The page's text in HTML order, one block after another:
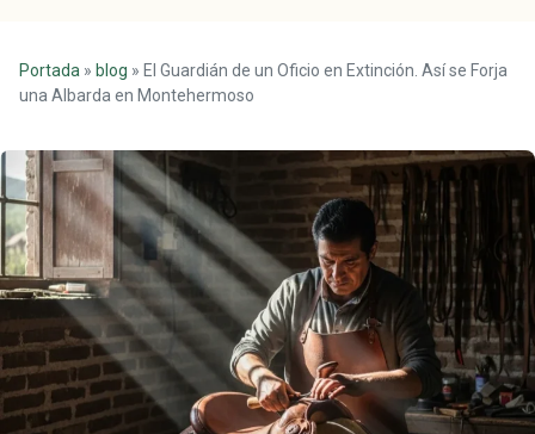
Portada » blog » El Guardián de un Oficio en Extinción. Así se Forja
una Albarda en Montehermoso